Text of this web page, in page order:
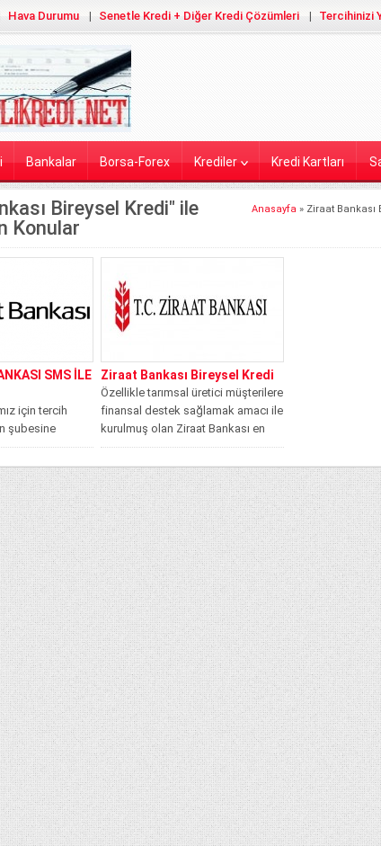
Hava Durumu Senetle Kredi + Diğer Kredi Çözümleri Tercihinizi
Bankalar Borsa-Forex Krediler Kredi Kartları
Anasayfa » Ziraat Bankası
Bireysel Kredi" ile
Konular
SMS İLE
için tercih
şubesine
Çünkü
bankalar...
Ziraat Bankası Bireysel Kredi
Özellikle tarımsal üretici müşterilere
finansal destek sağlamak amacı ile
kurulmuş olan Ziraat Bankası en
önemli...